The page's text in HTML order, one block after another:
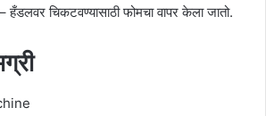
चिकटवण्यासाठी फोमचा वापर केला जातो.